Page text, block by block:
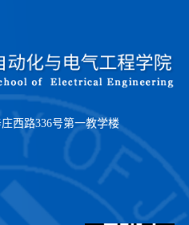
西路336号第一教学楼